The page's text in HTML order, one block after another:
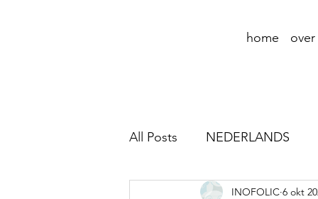
home
All Posts NEDERLANDS
INOFOLIC 6 okt